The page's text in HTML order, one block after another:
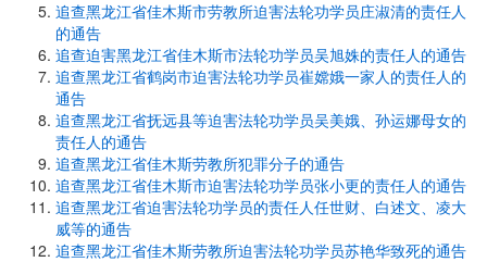
追查黑龙江省佳木斯市劳教所迫害法轮功学员庄淑清的责任人
的通告
追查迫害黑龙江省佳木斯市法轮功学员吴旭姝的责任人的通告
追查黑龙江省鹤岗市迫害法轮功学员崔嫦娥一家人的责任人的
通告
追查黑龙江省抚远县等迫害法轮功学员吴美娥、孙运娜母女的
责任人的通告
追查黑龙江省佳木斯劳教所犯罪分子的通告
追查黑龙江省佳木斯市迫害法轮功学员张小更的责任人的通告
追查黑龙江省迫害法轮功学员的责任人任世财、白述文、凌大
威等的通告
追查黑龙江省佳木斯劳教所迫害法轮功学员苏艳华致死的通告